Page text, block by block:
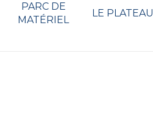
PARC DE
MATÉRIEL
LE PLATEAU